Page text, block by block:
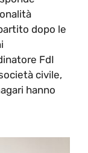
dopo le
FdI
civile,
hanno